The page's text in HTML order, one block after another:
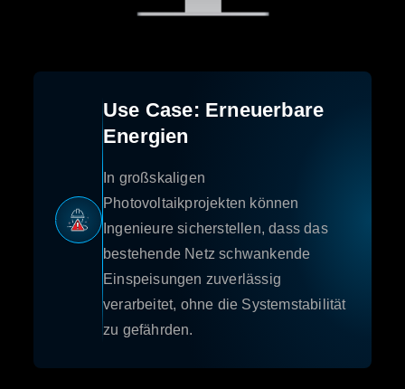
Use Case: Erneuerbare
Energien
In großskaligen
Photovoltaikprojekten können
Ingenieure sicherstellen, dass das
bestehende Netz schwankende
Einspeisungen zuverlässig
verarbeitet, ohne die Systemstabilität
zu gefährden.